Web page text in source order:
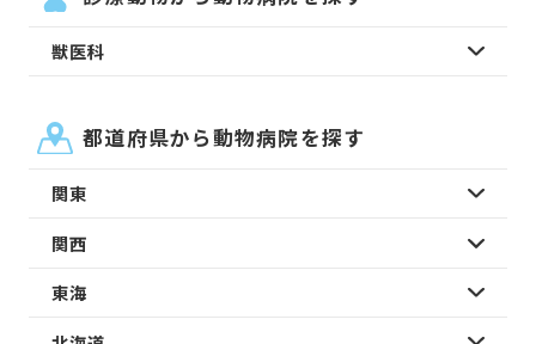
獣医科
都道府県から動物病院を探す
関東
関西
東海